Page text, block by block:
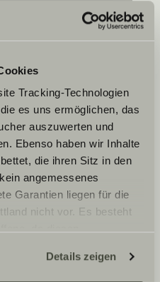
Tracking-Technologien
es uns ermöglichen, das
auszuwerten und
Ebenso haben wir Inhalte
die ihren Sitz in den
angemessenes
Garantien liegen für die
nicht vor. Es besteht
können Daten für
Details zeigen
tidspunkt